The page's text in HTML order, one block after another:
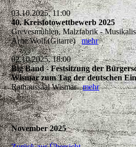
03.10.2025, 11:00
40. Kreisfotowettbewerb 2025
Grevesmühlen, Malzfabrik -
Arne Wolf (Gitarre)mehr
02.10.2025, 18:00
Big Band - Festsitzung der
Wismar zum Tag der deutschen
Rathaussaal Wismarmehr
November 2025